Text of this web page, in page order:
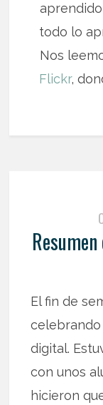
todo lo
Nos
Flickr,
El fin de
digital.
con unos
hicieron